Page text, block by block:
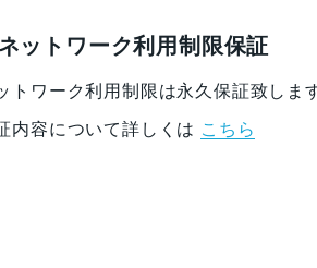
ネットワーク利用制限保証
トワーク利用制限は永久保証致しま
内容について詳しくは こちら